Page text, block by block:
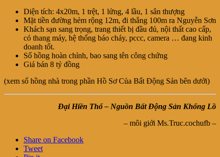
Diện tích: 4x20m, 1 trệt, 1 lửng, 4 lầu, 1 sân thượng
Mặt tiền đường hẻm rộng 12m, đi thẳng 100m ra Nguyễn Sơn
Khách sạn sang trọng, trang thiết bị đầu đủ, nội thất cao cấp,
có thang máy, hệ thống báo cháy, pccc, camera … đang kinh
doanh tốt.
Sổ hồng hoàn chỉnh, bao sang tên công chứng
Giá bán 8 tỷ đồng
(xem sổ hồng nhà trong phần Hồ Sơ Của Bất Động Sản bên dưới)
Đại Hiền Thổ – Nguồn Bất Động Sản Khổng Lồ
– môi giới Ms.Truc.cochufb –
Share on Facebook
Tweet